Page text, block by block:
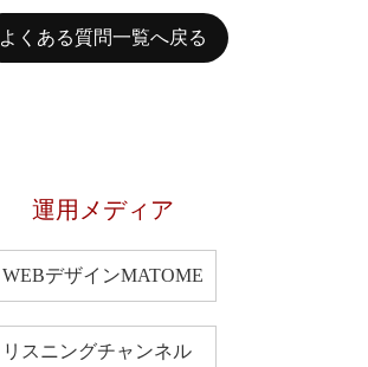
よくある質問一覧へ戻る
運用メディア
WEBデザインMATOME
リスニングチャンネル